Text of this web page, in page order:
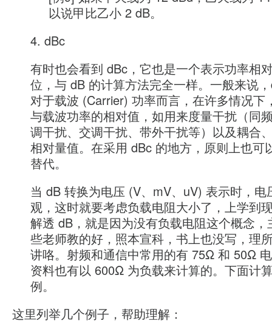
以说甲比乙小 2 dB。
4. dBc
有时也会看到 dBc，它也是一个表示功率相
位，与 dB 的计算方法完全一样。一般来说
对于载波 (Carrier) 功率而言，在许多情况下
与载波功率的相对值，如用来度量干扰（同
调干扰、交调干扰、带外干扰等）以及耦合
相对量值。在采用 dBc 的地方，原则上也可
替代。
当 dB 转换为电压 (V、mV、uV) 表示时，电
观，这时就要考虑负载电阻大小了，上学到
解透 dB，就是因为没有负载电阻这个概念，
些老师教的好，照本宣科，书上也没写，理
讲咯。射频和通信中常用的有 75Ω 和 50Ω
资料也有以 600Ω 为负载来计算的。下面计
例。
这里列举几个例子，帮助理解：